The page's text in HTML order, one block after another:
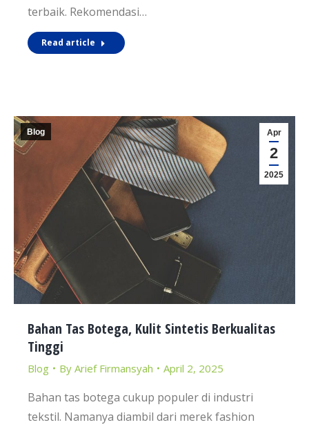
terbaik. Rekomendasi…
Read article
Apr
2
2025
Blog
Bahan Tas Botega, Kulit Sintetis Berkualitas
Tinggi
Blog By Arief Firmansyah April 2, 2025
Bahan tas botega cukup populer di industri
tekstil. Namanya diambil dari merek fashion